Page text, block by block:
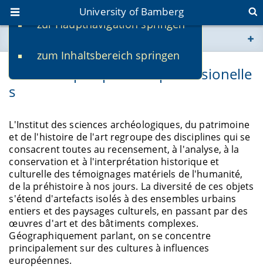
zur Hauptnavigation springen
zum Inhaltsbereich springen
University of Bamberg
www.uni-bamberg.de
fis.uni-bamberg.de
Études et perspectives professionelle
s
L'Institut des sciences archéologiques, du patrimoine
et de l'histoire de l'art regroupe des disciplines qui se
consacrent toutes au recensement, à l'analyse, à la
conservation et à l'interprétation historique et
culturelle des témoignages matériels de l'humanité,
de la préhistoire à nos jours. La diversité de ces objets
s'étend d'artefacts isolés à des ensembles urbains
entiers et des paysages culturels, en passant par des
œuvres d'art et des bâtiments complexes.
Géographiquement parlant, on se concentre
principalement sur des cultures à influences
européennes.